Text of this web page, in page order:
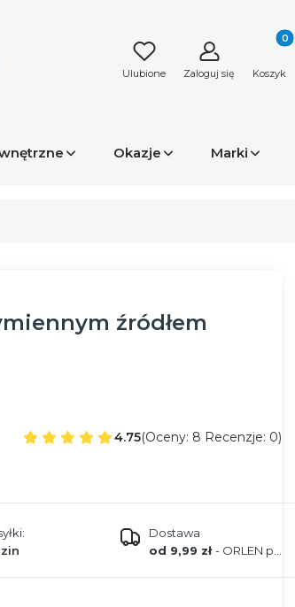
Ulubione Zaloguj się Koszyk
Okazje Marki
źródłem
4.75(Oceny: 8 Recenzje: 0)
Dostawa
od 9,99 zł- ORLEN paczka